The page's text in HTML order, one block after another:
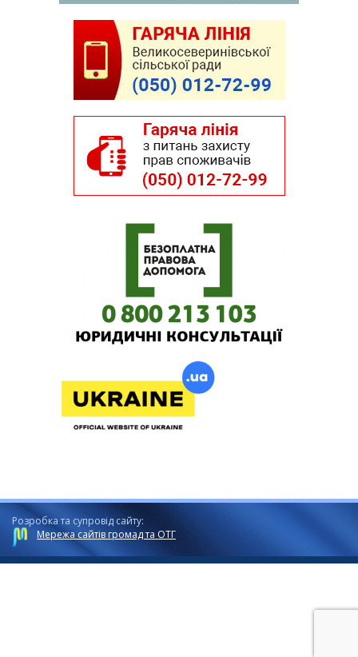
Розробка та супровід сайту:
Мережа сайтів громад та ОТГ